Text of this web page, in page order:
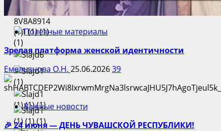
Полезные материалы
Зрелая платформа женской идентичности
Емельянова О.Н. 25.06.202639
Важные новости
🎉 24 июня — ДЕНЬ ЧУВАШСКОЙ РЕСПУБЛИКИ!